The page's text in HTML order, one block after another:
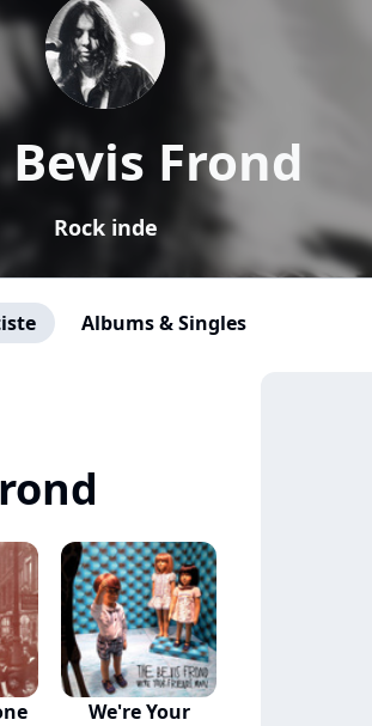
Frond
Rock inde
Albums & Singles
We're Your